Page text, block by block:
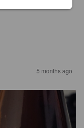
5 months ago